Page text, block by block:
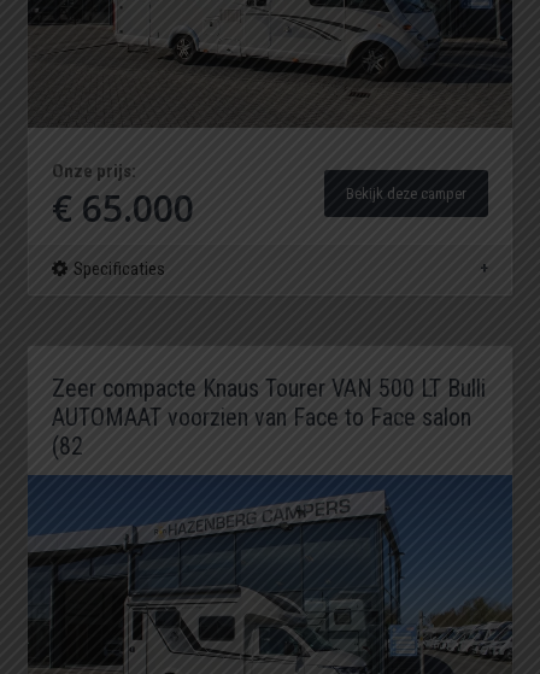
Onze prijs:
€ 65.000 Bekijk deze camper
Specificaties
Zeer compacte Knaus Tourer VAN 500 LT Bulli
AUTOMAAT voorzien van Face to Face salon
(82